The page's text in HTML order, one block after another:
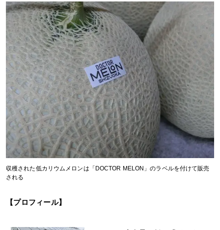
収穫された低カリウムメロンは「DOCTOR MELON」のラベルを付けて販売
される
【プロフィール】